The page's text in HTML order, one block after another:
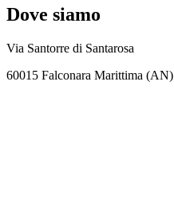
Dove siamo
Via Santorre di Santarosa
60015 Falconara Marittima (AN)